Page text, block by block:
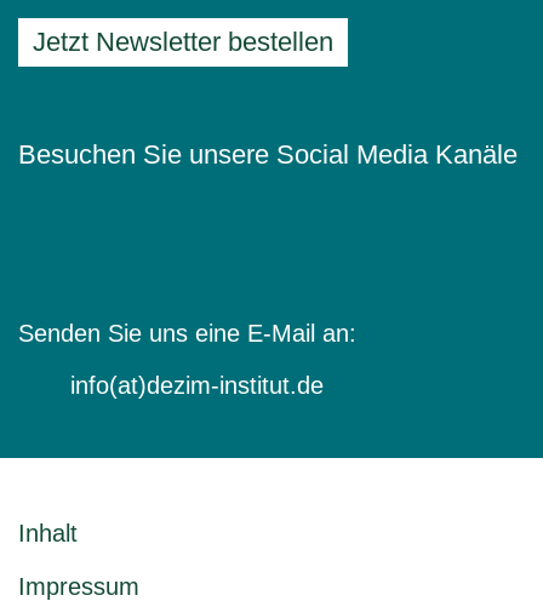
Jetzt Newsletter bestellen
Besuchen Sie unsere Social Media Kanäle
Senden Sie uns eine E-Mail an:
info(at)dezim-institut.de
Inhalt
Impressum